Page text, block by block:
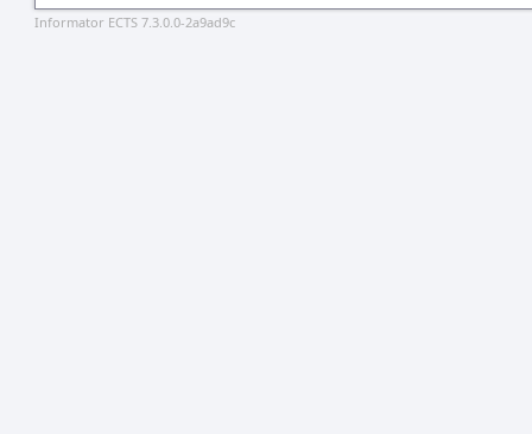
Informator ECTS 7.3.0.0-2a9ad9c